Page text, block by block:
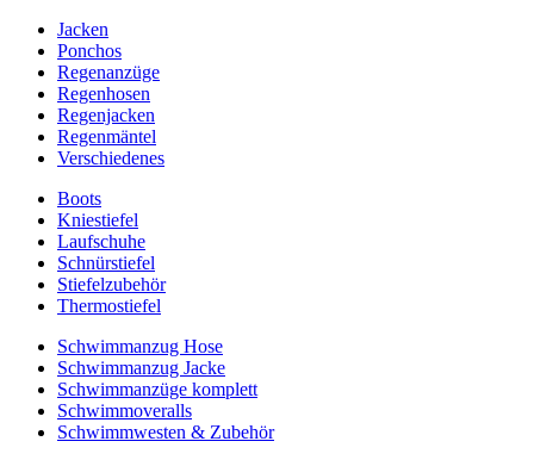
Jacken
Ponchos
Regenanzüge
Regenhosen
Regenjacken
Regenmäntel
Verschiedenes
Boots
Kniestiefel
Laufschuhe
Schnürstiefel
Stiefelzubehör
Thermostiefel
Schwimmanzug Hose
Schwimmanzug Jacke
Schwimmanzüge komplett
Schwimmoveralls
Schwimmwesten & Zubehör